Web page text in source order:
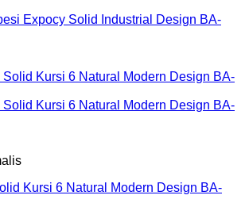
Expocy Solid Industrial Design BA-
Kursi 6 Natural Modern Design BA-